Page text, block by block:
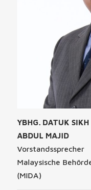
YBHG. DATUK
ABDUL MAJID
Vorstandssprecher
Malaysische
(MIDA)